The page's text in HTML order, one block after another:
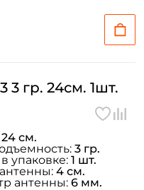
3 гр. 24см. 1шт.
24 см.
3 гр.
упаковке: 1 шт.
4 см.
антенны: 6 мм.